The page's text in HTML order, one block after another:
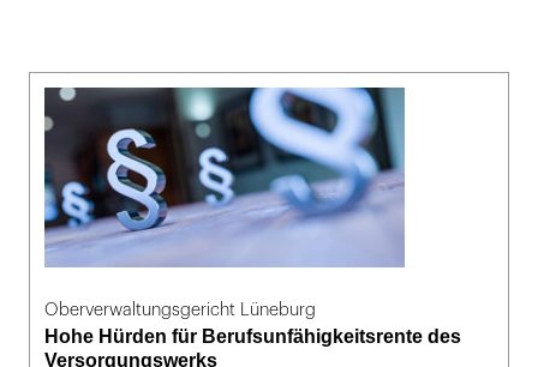
Oberverwaltungsgericht Lüneburg
Hohe Hürden für Berufsunfähigkeitsrente des
Versorgungswerks